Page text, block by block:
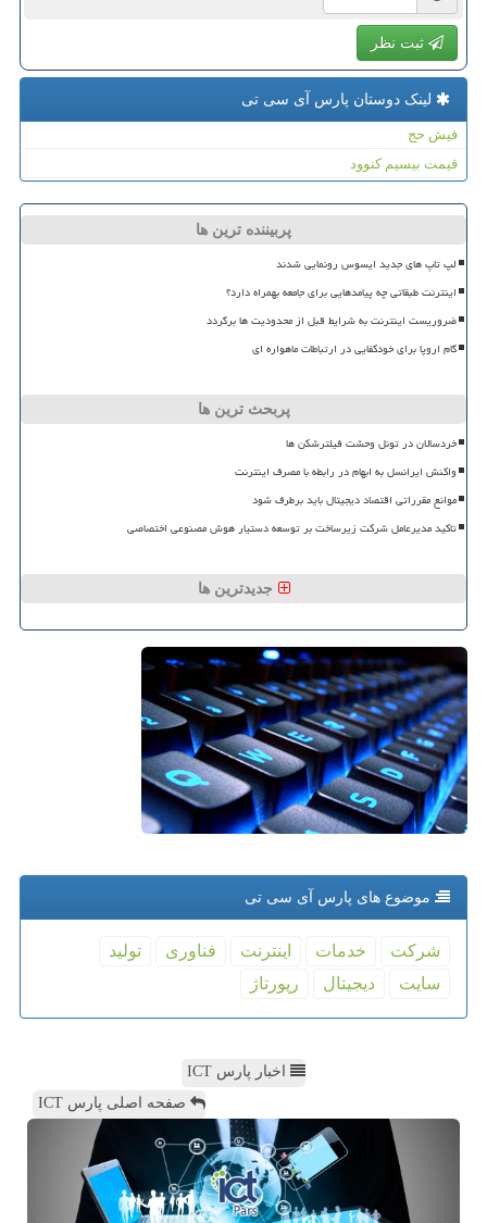
ثبت نظر
لینک دوستان پارس آی سی تی
فیش حج
قیمت بیسیم کنوود
پربیننده ترین ها
لپ تاپ های جدید ایسوس رونمایی شدند
اینترنت طبقاتی چه پیامدهایی برای جامعه بهمراه دارد؟
ضروریست اینترنت به شرایط قبل از محدودیت ها برگردد
گام اروپا برای خودکفایی در ارتباطات ماهواره ای
پربحث ترین ها
خردسالان در تونل وحشت فیلترشکن ها
واکنش ایرانسل به ابهام در رابطه با مصرف اینترنت
موانع مقرراتی اقتصاد دیجیتال باید برطرف شود
تاکید مدیرعامل شرکت زیرساخت بر توسعه دستیار هوش مصنوعی اختصاصی
جدیدترین ها
موضوع های پارس آی سی تی
شركت خدمات اینترنت فناوری
تولید
سایت
دیجیتال رپورتاژ
اخبار پارس ICT
صفحه اصلی پارس ICT